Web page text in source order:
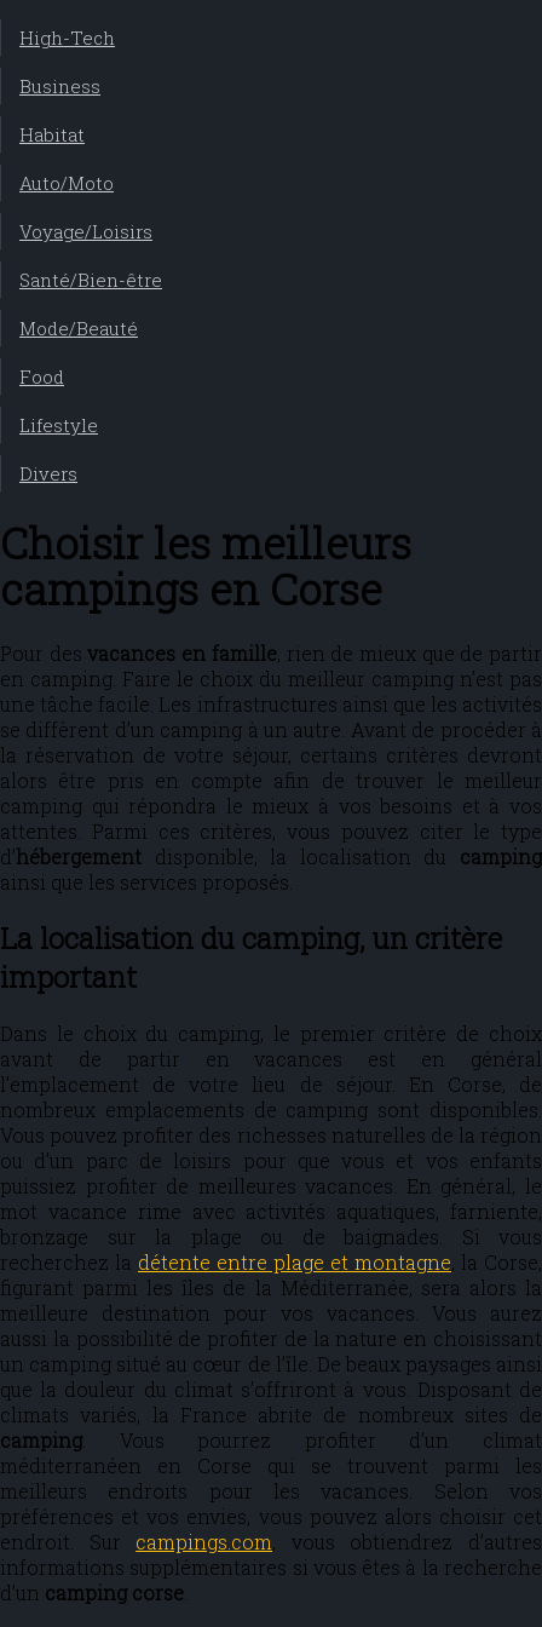
High-Tech
Business
Habitat
Auto/Moto
Voyage/Loisirs
Santé/Bien-être
Mode/Beauté
Food
Lifestyle
Divers
Choisir les meilleurs
campings en Corse
Pour desvacances en famille, rien de mieux que de partir
en camping. Faire le choix du meilleur camping n’est pas
une tâche facile. Les infrastructures ainsi que les activités
se diffèrent d’un camping à un autre. Avant de procéder à
la réservation de votre séjour, certains critères devront
alors être pris en compte afin de trouver le meilleur
camping qui répondra le mieux à vos besoins et à vos
attentes. Parmi ces critères, vous pouvez citer le type
d’hébergement disponible, la localisation du camping
ainsi que les services proposés.
La localisation du camping, un critère
important
Dans le choix du camping, le premier critère de choix
avant de partir en vacances est en général
l’emplacement de votre lieu de séjour. En Corse, de
nombreux emplacements de camping sont disponibles.
Vous pouvez profiter des richesses naturelles de la région
ou d’un parc de loisirs pour que vous et vos enfants
puissiez profiter de meilleures vacances. En général, le
mot vacance rime avec activités aquatiques, farniente,
bronzage sur la plage ou de baignades. Si vous
recherchez la détente entre plage et montagne, la Corse,
figurant parmi les îles de la Méditerranée, sera alors la
meilleure destination pour vos vacances. Vous aurez
aussi la possibilité de profiter de la nature en choisissant
un camping situé au cœur de l’île. De beaux paysages ainsi
que la douleur du climat s’offriront à vous. Disposant de
climats variés, la France abrite de nombreux sites de
camping. Vous pourrez profiter d’un climat
méditerranéen en Corse qui se trouvent parmi les
meilleurs endroits pour les vacances. Selon vos
préférences et vos envies, vous pouvez alors choisir cet
endroit. Sur campings.com, vous obtiendrez d’autres
informations supplémentaires si vous êtes à la recherche
d’un camping corse